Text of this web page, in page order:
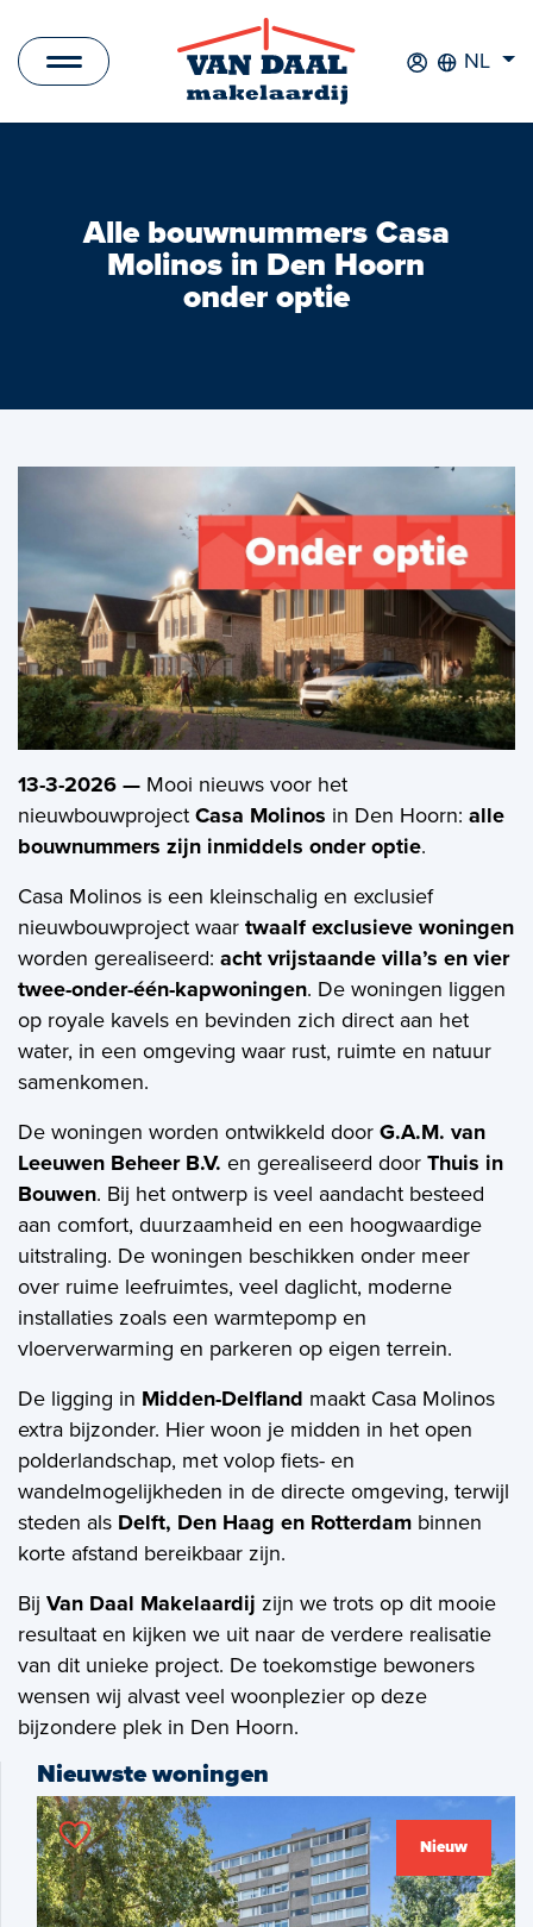
NL
Te koop
Te huur
Baerz & Co
Aangekocht
Diensten
Huis verkopen
Huis kopen
Exclusief wonen
Bedrijfshuisvesting
Taxaties
Verhuren
Aankoopmakelaar nieuwbouw
Hypotheekadvies
Projectadvies
Energielabel
Over ons
Ons Team
Over Van Daal
Klantbeoordelingen
Vacatures
Zoekopdracht
Nieuws
Contact
Alle bouwnummers Casa
Molinos in Den Hoorn
onder optie
13-3-2026 — Mooi nieuws voor het
nieuwbouwproject Casa Molinos in Den Hoorn: alle
bouwnummers zijn inmiddels onder optie.
Casa Molinos is een kleinschalig en exclusief
nieuwbouwproject waar twaalf exclusieve woningen
worden gerealiseerd: acht vrijstaande villa’s en vier
twee-onder-één-kapwoningen. De woningen liggen
op royale kavels en bevinden zich direct aan het
water, in een omgeving waar rust, ruimte en natuur
samenkomen.
De woningen worden ontwikkeld door G.A.M. van
Leeuwen Beheer B.V. en gerealiseerd door Thuis in
Bouwen. Bij het ontwerp is veel aandacht besteed
aan comfort, duurzaamheid en een hoogwaardige
uitstraling. De woningen beschikken onder meer
over ruime leefruimtes, veel daglicht, moderne
installaties zoals een warmtepomp en
vloerverwarming en parkeren op eigen terrein.
De ligging in Midden-Delfland maakt Casa Molinos
extra bijzonder. Hier woon je midden in het open
polderlandschap, met volop fiets- en
wandelmogelijkheden in de directe omgeving, terwijl
steden als Delft, Den Haag en Rotterdam binnen
korte afstand bereikbaar zijn.
Bij Van Daal Makelaardij zijn we trots op dit mooie
resultaat en kijken we uit naar de verdere realisatie
van dit unieke project. De toekomstige bewoners
wensen wij alvast veel woonplezier op deze
bijzondere plek in Den Hoorn.
Nieuwste woningen
Nieuw